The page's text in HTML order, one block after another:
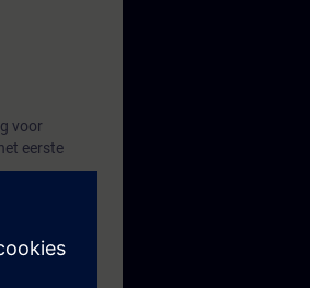
voor
eerste
Standaard
verdere